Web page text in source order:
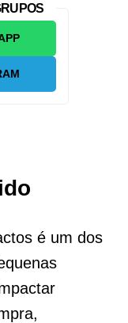
é um dos